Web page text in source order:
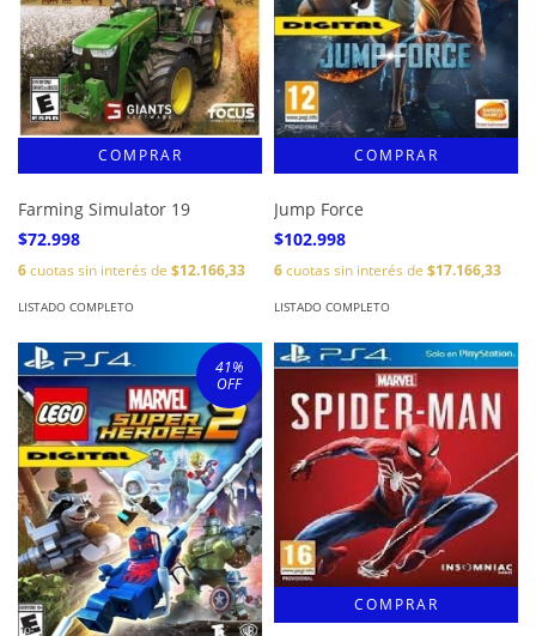
Farming Simulator 19
$72.998
6cuotas sin interés de $12.166,33
LISTADO COMPLETO
Jump Force
$102.998
6cuotas sin interés de $17.166,33
LISTADO COMPLETO
41%
OFF